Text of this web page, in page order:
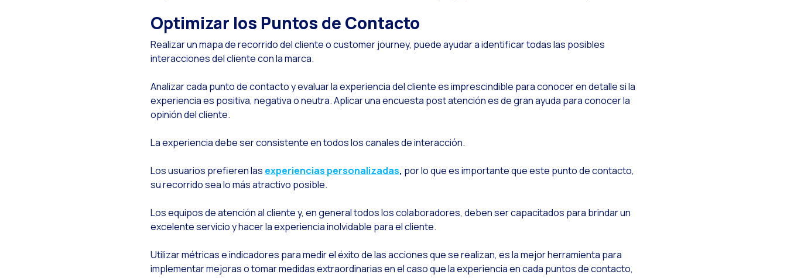
Desafíos del ecommerce en el 2024
Leer noticia
Inteligencia Artificial: Es hora de sumarse
Leer noticia
Automatiza la confirmación de agendamiento: una solución eficiente y rentable para tu negocio
Optimiza tu atención al cliente con Social CX: Gestión de consultas en WhatsApp
Leer noticia
Ya puedes ofrecer reservas o compras de servicios en WhatsApp ¿Sabes cómo?
Leer noticia
Innovando en la experiencia de cobranza y pago desde WhatsApp
Leer noticia
Agiliza tus onboardings digitales con WhatsApp
Leer noticia
Acercando a las empresas y usuarios a través de los Templates de ‘Utility’ en WhatsApp con Reach & Engage
Recuperando ventas abandonadas: La importancia del remarketing y cómo aprovecharlo
Leer noticia
Optimiza la atención al cliente en tu página web con la evolución de LiveChat
Leer noticia
Optimizar los Puntos de Contacto
Realizar un mapa de recorrido del cliente o customer journey, puede ayudar a identificar todas las posibles
interacciones del cliente con la marca.
Analizar cada punto de contacto y evaluar la experiencia del cliente es imprescindible para conocer en detalle si la
experiencia es positiva, negativa o neutra. Aplicar una encuesta post atención es de gran ayuda para conocer la
opinión del cliente.
La experiencia debe ser consistente en todos los canales de interacción.
Los usuarios prefieren las experiencias personalizadas, por lo que es importante que este punto de contacto,
su recorrido sea lo más atractivo posible.
Los equipos de atención al cliente y, en general todos los colaboradores, deben ser capacitados para brindar un
excelente servicio y hacer la experiencia inolvidable para el cliente.
Utilizar métricas e indicadores para medir el éxito de las acciones que se realizan, es la mejor herramienta para
implementar mejoras o tomar medidas extraordinarias en el caso que la experiencia en cada puntos de contacto,